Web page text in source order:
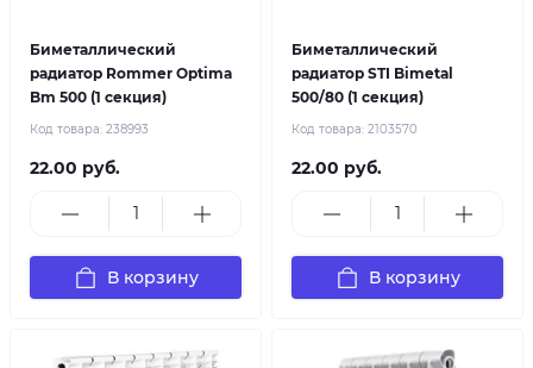
Биметаллический
радиатор Rommer Optima
Bm 500 (1 секция)
Код товара: 238993
22.00 руб.
В корзину
Биметаллический
радиатор STI Bimetal
500/80 (1 секция)
Код товара: 2103570
22.00 руб.
В корзину